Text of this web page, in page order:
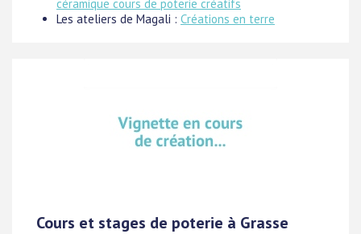
céramique cours de poterie créatifs
Les ateliers de Magali : Créations en terre
Cours et stages de poterie à Grasse